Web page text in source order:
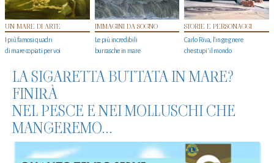
UN MARE DI ARTE
I più famosi quadri
di mare copiati per voi
IMMAGINI DA SOGNO
Le più incredibili
burrasche in mare
STORIE E PERSONAGGI
Carlo Riva, l’ingegnere
che stupi' il mondo
LA SIGARETTA BUTTATA IN MARE?
FINIRÀ
NEL PESCE E NEI MOLLUSCHI CHE
MANGEREMO...